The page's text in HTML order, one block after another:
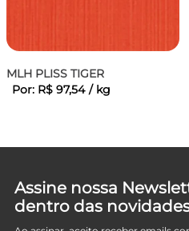
MLH PLISS TIGER
Por: R$ 97,54 / kg
Assine nossa
dentro das